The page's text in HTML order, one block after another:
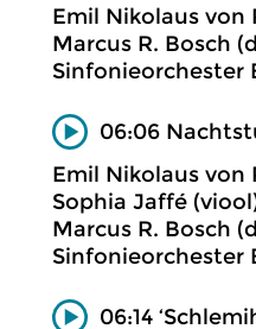
Emil Nikolaus von
Marcus R. Bosch
Sinfonieorchester
06:06
Emil Nikolaus von
Sophia Jaffé
Marcus R. Bosch
Sinfonieorchester
06:14